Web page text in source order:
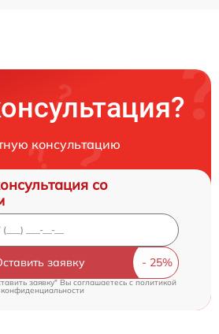
консультацию
со
заявку
заявку" Вы соглашаетесь cполитикой
конфиденциальности